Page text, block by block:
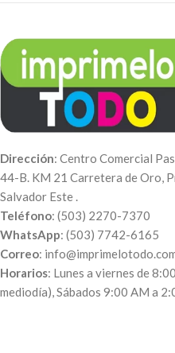
Dirección: Centro Comercial
44-B. KM 21 Carretera de Oro,
Salvador Este .
Teléfono: (503) 2270-7370
WhatsApp: (503) 7742-6165
Correo:
Horarios: Lunes a viernes de
mediodía), Sábados 9:00 AM a